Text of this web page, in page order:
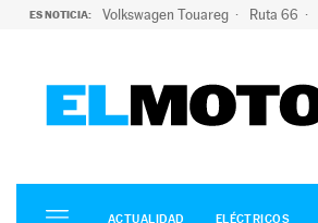
ES NOTICIA: Volkswagen Touareg Ruta 66
ELÉCTRICOS
CONDUCIR
ACTUALIDAD ELÉCTRICOS